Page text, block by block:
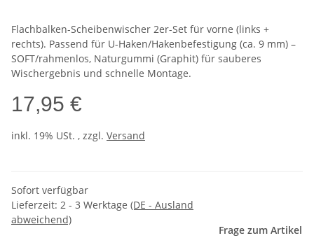
Flachbalken-Scheibenwischer 2er-Set für vorne (links +
rechts). Passend für U-Haken/Hakenbefestigung (ca. 9 mm) –
SOFT/rahmenlos, Naturgummi (Graphit) für sauberes
Wischergebnis und schnelle Montage.
17,95 €
inkl. 19% USt. , zzgl. Versand
Sofort verfügbar
Lieferzeit: 2 - 3 Werktage (DE - Ausland
abweichend)
Frage zum Artikel